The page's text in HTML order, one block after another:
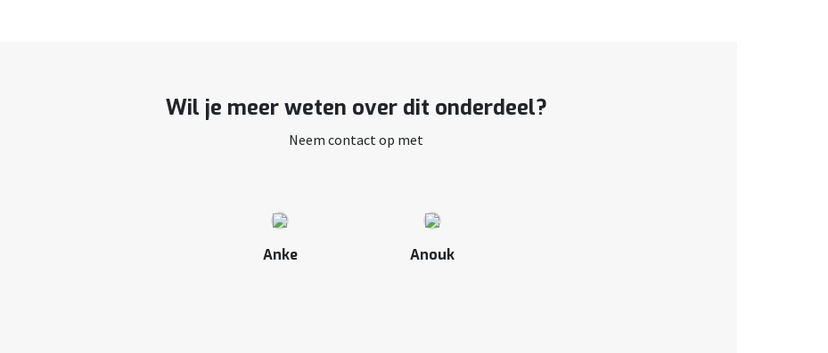
Wil je meer weten over dit onderdeel?
Neem contact op met
Anke Anouk